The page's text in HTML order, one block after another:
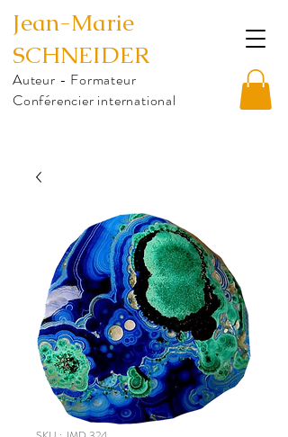
Jean-Marie
SCHNEIDER
Auteur - Formateur
Conférencier international